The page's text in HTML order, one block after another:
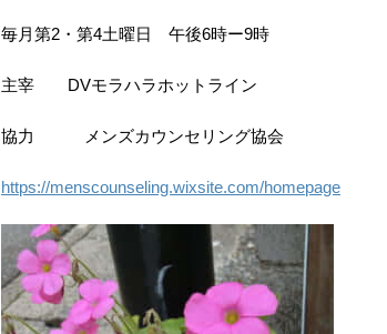
毎月第2・第4土曜日 午後6時ー9時
主宰 DVモラハラホットライン
協力 メンズカウンセリング協会
https://menscounseling.wixsite.com/homepage